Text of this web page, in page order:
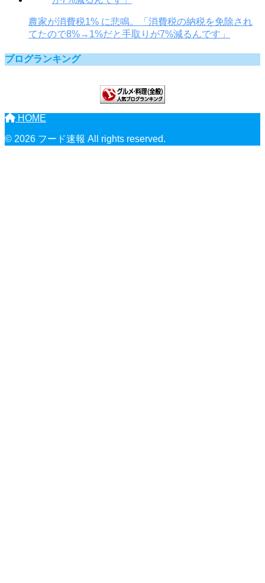
農家が消費税1% に悲鳴。「消費税の納税を免除され
てたので8%→1%だと手取りが7%減るんです」
ブログランキング
HOME
© 2026 フード速報 All rights reserved.